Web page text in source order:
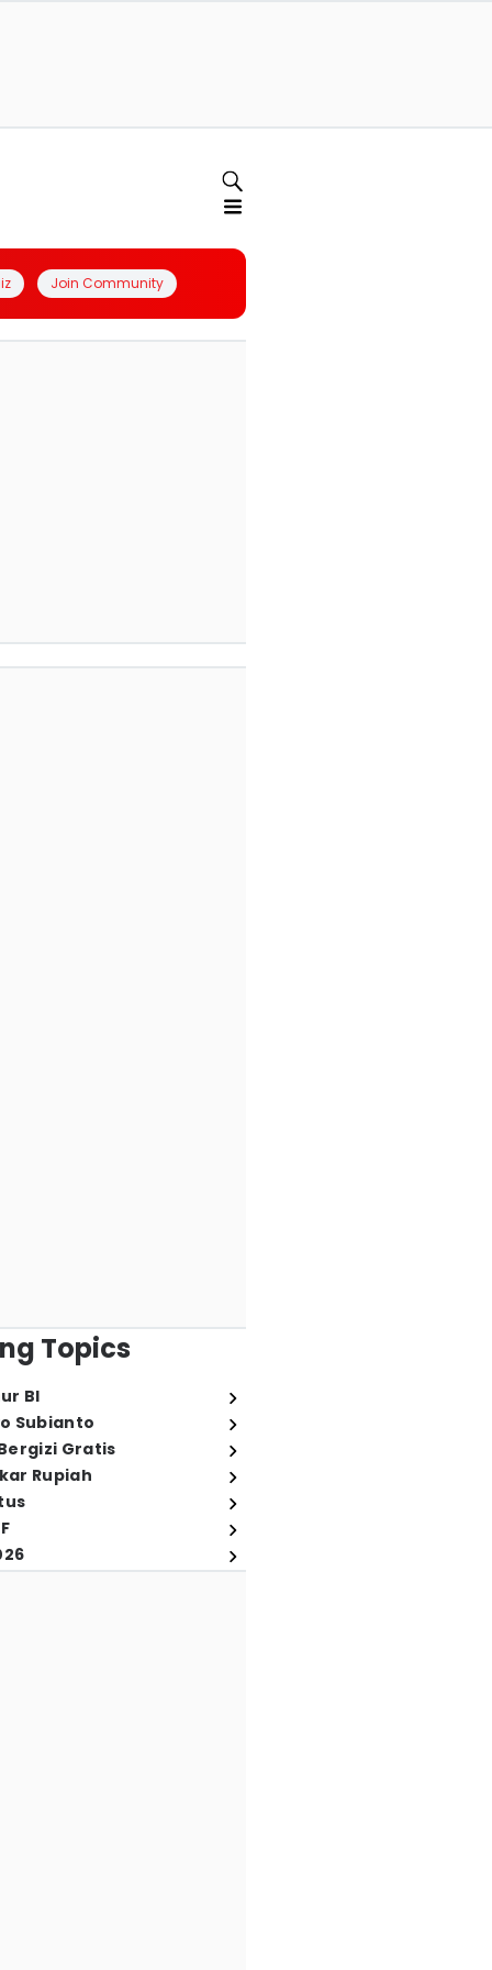
Join Community
Topics
BI
Subianto
Gratis
Rupiah